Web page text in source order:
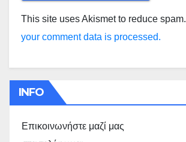
This site uses Akismet to reduce spam.
your comment data is processed.
INFO
Επικοινωνήστε μαζί μας